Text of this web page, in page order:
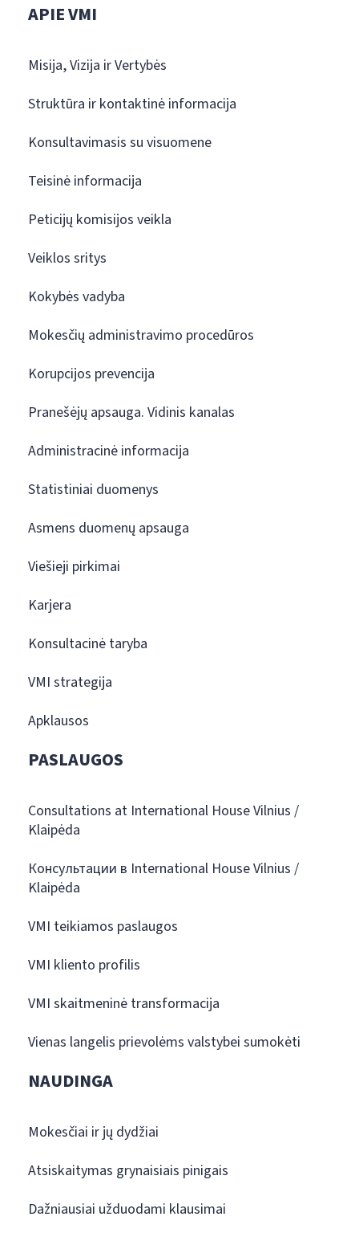
APIE VMI
Misija, Vizija ir Vertybės
Struktūra ir kontaktinė informacija
Konsultavimasis su visuomene
Teisinė informacija
Peticijų komisijos veikla
Veiklos sritys
Kokybės vadyba
Mokesčių administravimo procedūros
Korupcijos prevencija
Pranešėjų apsauga. Vidinis kanalas
Administracinė informacija
Statistiniai duomenys
Asmens duomenų apsauga
Viešieji pirkimai
Karjera
Konsultacinė taryba
VMI strategija
Apklausos
PASLAUGOS
Consultations at International House Vilnius /
Klaipėda
Консультации в International House Vilnius /
Klaipėda
VMI teikiamos paslaugos
VMI kliento profilis
VMI skaitmeninė transformacija
Vienas langelis prievolėms valstybei sumokėti
NAUDINGA
Mokesčiai ir jų dydžiai
Atsiskaitymas grynaisiais pinigais
Dažniausiai užduodami klausimai